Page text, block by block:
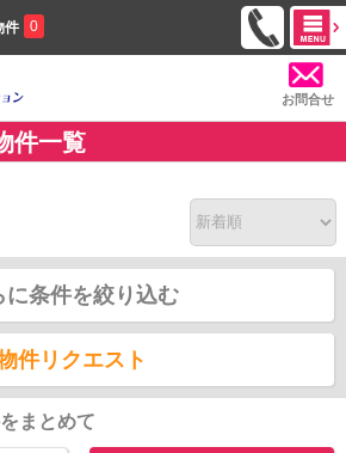
件 0
お問合せ
件一覧
に条件を絞り込む
件リクエスト
まとめて